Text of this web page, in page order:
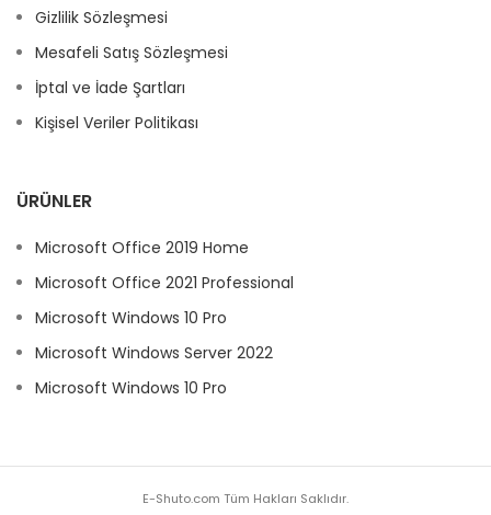
Gizlilik Sözleşmesi
Mesafeli Satış Sözleşmesi
İptal ve İade Şartları
Kişisel Veriler Politikası
ÜRÜNLER
Microsoft Office 2019 Home
Microsoft Office 2021 Professional
Microsoft Windows 10 Pro
Microsoft Windows Server 2022
Microsoft Windows 10 Pro
E-Shuto.com Tüm Hakları Saklıdır.